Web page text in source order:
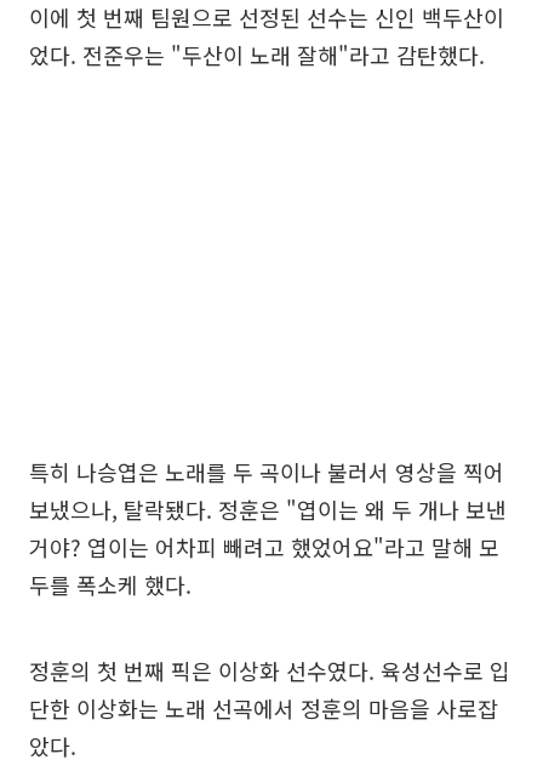
이에 첫 번째 팀원으로 선정된 선수는 신인 백두산이
었다. 전준우는 "두산이 노래 잘해"라고 감탄했다.
특히 나승엽은 노래를 두 곡이나 불러서 영상을 찍어
보냈으나, 탈락됐다. 정훈은 "엽이는 왜 두 개나 보낸
거야? 엽이는 어차피 빼려고 했었어요"라고 말해 모
두를 폭소케 했다.
정훈의 첫 번째 픽은 이상화 선수였다. 육성선수로 입
단한 이상화는 노래 선곡에서 정훈의 마음을 사로잡
았다.